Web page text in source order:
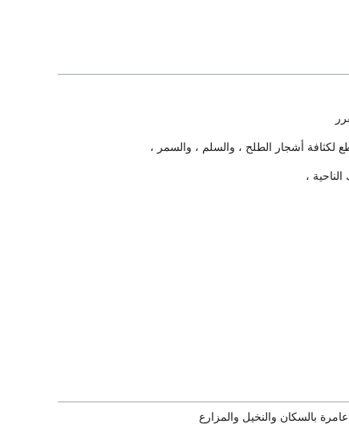
لكثافة أشجار الطلح ، والسلم ، والسمر ،
،
بالسكان والنخيل والمزارع